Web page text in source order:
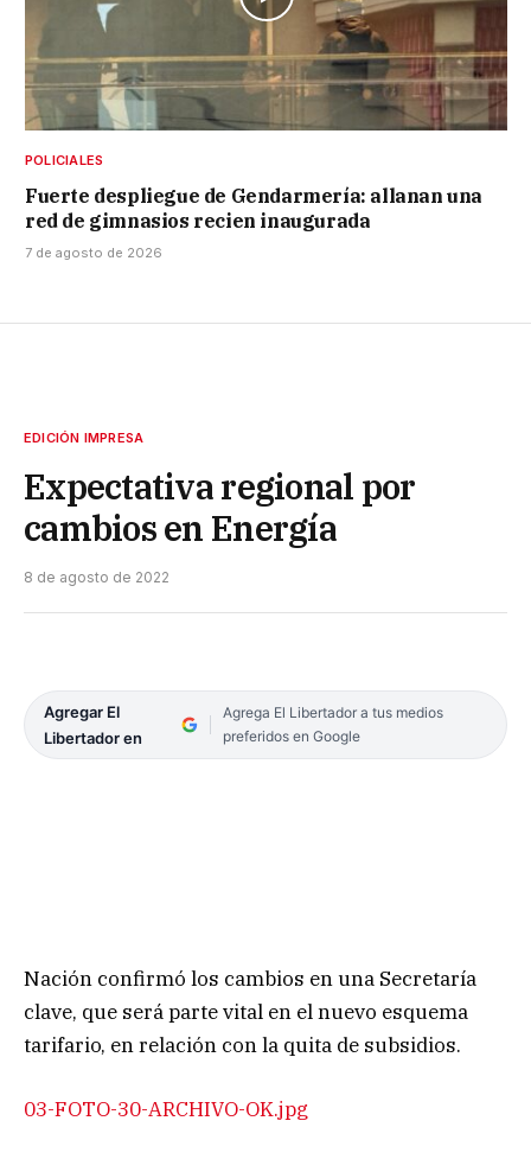
POLICIALES
Fuerte despliegue de Gendarmería: allanan una
red de gimnasios recien inaugurada
7 de agosto de 2026
EDICIÓN IMPRESA
Expectativa regional por
cambios en Energía
8 de agosto de 2022
Agregar El
Libertador en
Agrega El Libertador a tus medios
preferidos en Google
Nación confirmó los cambios en una Secretaría
clave, que será parte vital en el nuevo esquema
tarifario, en relación con la quita de subsidios.
03-FOTO-30-ARCHIVO-OK.jpg